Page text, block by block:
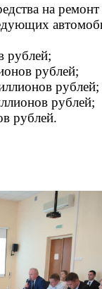
на ремонт
рублей;
рублей;
рублей;
рублей;
рублей.